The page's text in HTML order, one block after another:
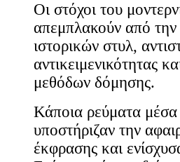
Οι στόχοι του
απεμπλακούν από την
ιστορικών στυλ,
αντικειμενικότητας
μεθόδων δόμησης.
Κάποια ρεύματα
υποστήριζαν την
έκφρασης και